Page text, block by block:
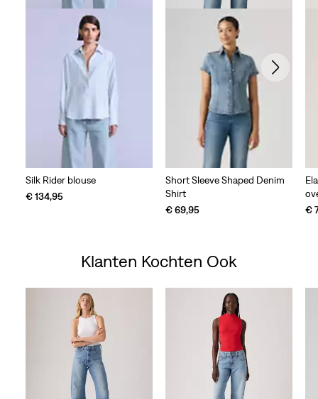
Silk Rider blouse
€ 134,95
Short Sleeve Shaped Denim
Shirt
€ 69,95
€
Klanten Kochten Ook